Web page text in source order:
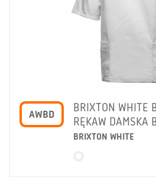
AWBD
BRIXTON WHITE
RĘKAW DAMSKA
BRIXTON WHITE